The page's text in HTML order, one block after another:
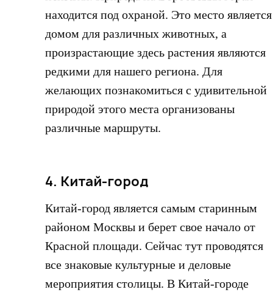
находится под охраной. Это место является
домом для различных животных, а
произрастающие здесь растения являются
редкими для нашего региона. Для
желающих познакомиться с удивительной
природой этого места организованы
различные маршруты.
4. Китай-город
Китай-город является самым старинным
районом Москвы и берет свое начало от
Красной площади. Сейчас тут проводятся
все знаковые культурные и деловые
мероприятия столицы. В Китай-городе